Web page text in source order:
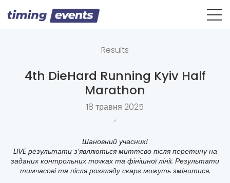
Results
4th DieHard Running Kyiv Half
Marathon
18 травня 2025
,
Шановний учасник!
LIVE результати з’являються миттєво після перетину на
заданих контрольних точках та фінішної лінії. Результати
тимчасові та після розгляду скарг можуть змінитися.